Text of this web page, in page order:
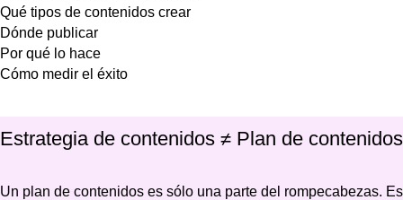
Qué tipos de contenidos crear
Dónde publicar
Por qué lo hace
Cómo medir el éxito
Estrategia de contenidos ≠ Plan de contenidos
Un plan de contenidos es sólo una parte del rompecabezas. Es